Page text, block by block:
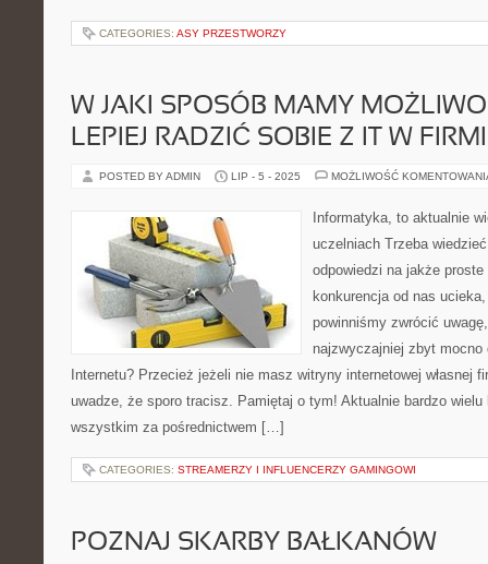
CATEGORIES: ASY PRZESTWORZY
W JAKI SPOSÓB MAMY
LEPIEJ RADZIĆ SOBIE Z IT W
POSTED BY ADMIN LIP - 5 - 2025 MOŻLIWOŚĆ
Informatyka, to aktualnie
uczelniach Trzeba
odpowiedzi na jakże
konkurencja od nas
powinniśmy zwrócić
najzwyczajniej zbyt mocno
Internetu? Przecież jeżeli nie masz witryny internetowej własnej
uwadze, że sporo tracisz. Pamiętaj o tym! Aktualnie bardzo
wszystkim za pośrednictwem […]
CATEGORIES: STREAMERZY I INFLUENCERZY GAMINGOWI
POZNAJ SKARBY BAŁKANÓW